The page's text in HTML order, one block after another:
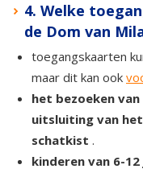
4. Welke
de Dom van
toegangskaarten
maar dit kan ook
het bezoeken
uitsluiting van
schatkist .
kinderen van 6-